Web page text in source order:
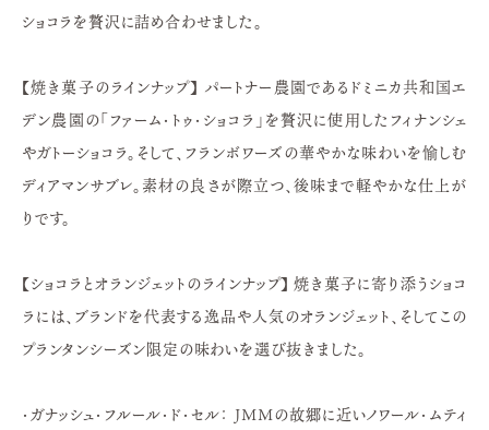
ショコラを贅沢に詰め合わせました。
【焼き菓子のラインナップ】 パートナー農園であるドミニカ共和国エ
デン農園の「ファーム・トゥ・ショコラ」を贅沢に使用したフィナンシェ
やガトーショコラ。そして、フランボワーズの華やかな味わいを愉しむ
ディアマンサブレ。素材の良さが際立つ、後味まで軽やかな仕上が
りです。
【ショコラとオランジェットのラインナップ】 焼き菓子に寄り添うショコ
ラには、ブランドを代表する逸品や人気のオランジェット、そしてこの
プランタンシーズン限定の味わいを選び抜きました。
・ガナッシュ・フルール・ド・セル： JMMの故郷に近いノワール・ムティ